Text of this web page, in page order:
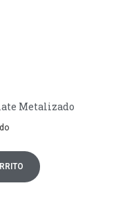
Metalizado